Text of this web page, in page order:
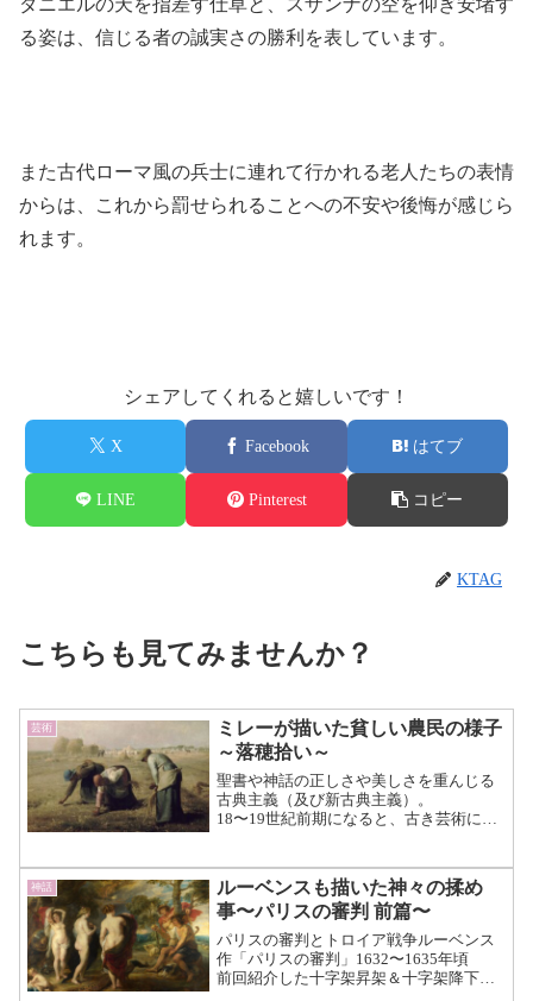
る姿は、信じる者の誠実さの勝利を表しています。
また古代ローマ風の兵士に連れて行かれる老人たちの表情
からは、これから罰せられることへの不安や後悔が感じら
れます。
シェアしてくれると嬉しいです！
X Facebook はてブ
LINE Pinterest コピー
KTAG
こちらも見てみませんか？
芸術
ミレーが描いた貧しい農民の様子
～落穂拾い～
聖書や神話の正しさや美しさを重んじる
古典主義（及び新古典主義）。
18〜19世紀前期になると、古き芸術に対
す。 それに続く19世紀中頃、“あるが
ままの今（リアル）”...（続きを読む）
神話
ルーベンスも描いた神々の揉め
事〜パリスの審判 前篇〜
パリスの審判とトロイア戦争ルーベンス
作「パリスの審判」1632〜1635年頃
前回紹介した十字架昇架＆十字架降下に